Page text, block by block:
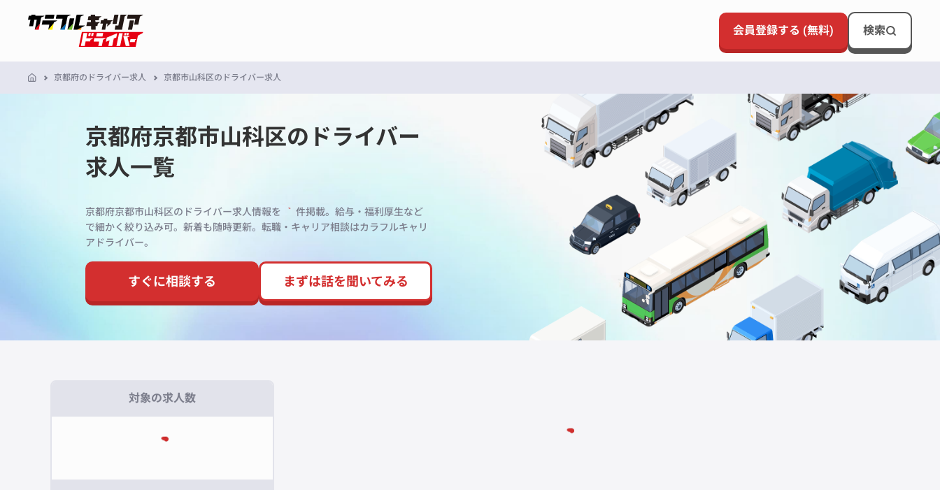
会員登録する (無料) 検索
京都府のドライバー求人 京都市山科区のドライバー求人
京都府京都市山科区のドライバー
求人一覧
京都府京都市山科区のドライバー求人情報を
件掲載。給与・福利厚生など
で細かく絞り込み可。新着も随時更新。転職・キャリア相談はカラフルキャリ
アドライバー。
すぐに相談する まずは話を聞いてみる
対象の求人数